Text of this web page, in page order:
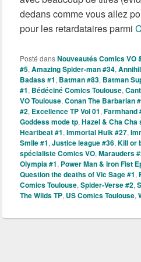
dedans comme vous allez
pour les retardataires parmi
Posté dansNouveautés Comics VO
#5, Amazing Spider-man #34,
Badass #1, Batman #83, Batman
#1, Bédéciné Comics Toulouse,
VO Toulouse, Conan The Barbarian
#2, Excellence TP Vol 01, Farmhand
Goddess mode tp, Hazel & Cha
Heartbeat #1, Immortal Hulk #27,
Smile #1, Justice league #36, Kill or
spécialiste Comics VO, Marauders
Olympia #1, Power Man & Iron Fist
Question the deaths of Vic Sage #1,
Comics Toulouse, Spider-Verse #2,
The Wilds TP, US Comics Toulouse,